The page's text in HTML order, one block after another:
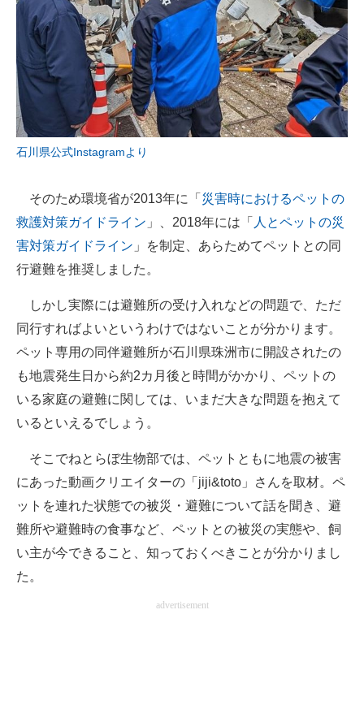
石川県公式Instagramより
そのため環境省が2013年に「 災害時におけるペットの
救護対策ガイドライン 」、2018年には「 人とペットの災
害対策ガイドライン 」を制定、あらためてペットとの同
行避難を推奨しました。
しかし実際には避難所の受け入れなどの問題で、ただ
同行すればよいというわけではないことが分かります。
ペット専用の同伴避難所が石川県珠洲市に開設されたの
も地震発生日から約2カ月後と時間がかかり、ペットの
いる家庭の避難に関しては、いまだ大きな問題を抱えて
いるといえるでしょう。
そこでねとらぼ生物部では、ペットともに地震の被害
にあった動画クリエイターの「jiji&toto」さんを取材。ペ
ットを連れた状態での被災・避難について話を聞き、避
難所や避難時の食事など、ペットとの被災の実態や、飼
い主が今できること、知っておくべきことが分かりまし
た。
advertisement